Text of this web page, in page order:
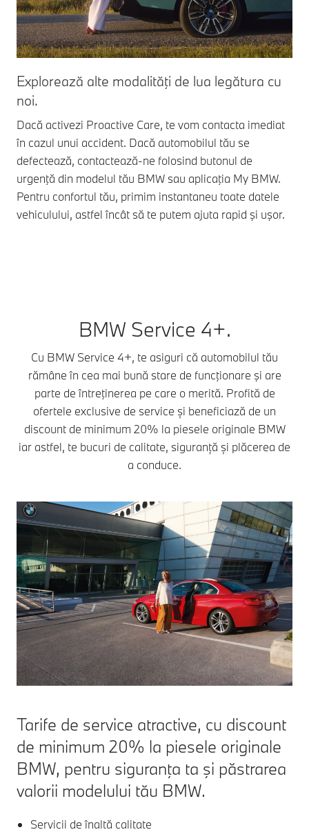
Explorează alte modalităţi de lua legătura cu
noi.
Dacă activezi Proactive Care, te vom contacta imediat
în cazul unui accident. Dacă automobilul tău se
defectează, contactează-ne folosind butonul de
urgenţă din modelul tău BMW sau aplicaţia My BMW.
Pentru confortul tău, primim instantaneu toate datele
vehiculului, astfel încât să te putem ajuta rapid şi uşor.
BMW Service 4+.
Cu BMW Service 4+, te asiguri că automobilul tău
rămâne în cea mai bună stare de funcţionare şi are
parte de întreţinerea pe care o merită. Profită de
ofertele exclusive de service și beneficiază de un
discount de minimum 20% la piesele originale BMW
iar astfel, te bucuri de calitate, siguranță și plăcerea de
a conduce.
Tarife de service atractive, cu discount
de minimum 20% la piesele originale
BMW, pentru siguranţa ta şi păstrarea
valorii modelului tău BMW.
Servicii de înaltă calitate